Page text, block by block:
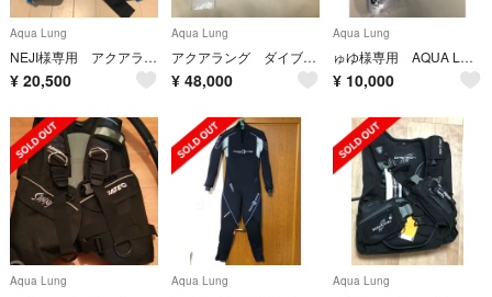
Aqua Lung
NEJI様専用 アクアラングBC エアソース付き PRO HD サイズSM
¥ 20,500
Aqua Lung
アクアラング ダイブコンピュータ（カルムplus＋）
¥ 48,000
Aqua Lung
ゅゆ様専用 AQUA LUNG マスク&シュノーケルセット 新品未開封
¥ 10,000
Aqua Lung Aqua Lung Aqua Lung